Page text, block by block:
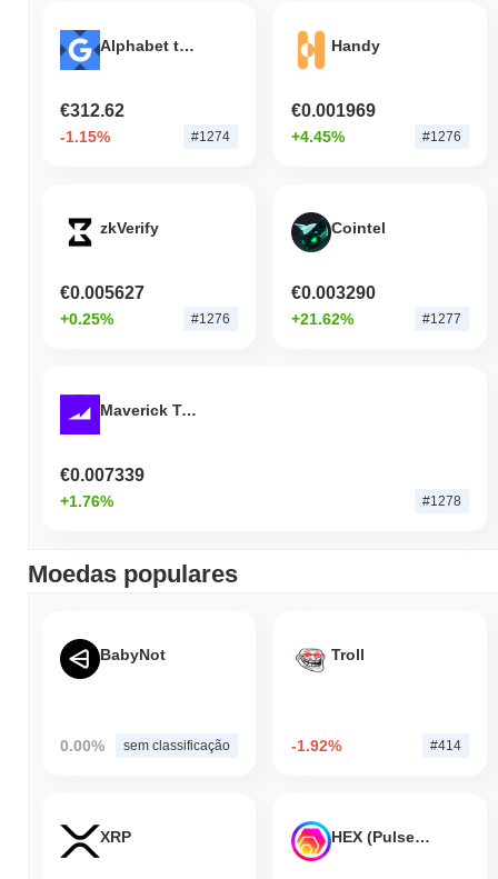
Alphabet tokenized stock (xStock)
€312.62
-1.15% #1274
Handy
€0.001969
+4.45% #1276
zkVerify
€0.005627
+0.25% #1276
Cointel
€0.003290
+21.62% #1277
Maverick Token
€0.007339
+1.76% #1278
Moedas populares
BabyNot
0.00% sem classificação
Troll
-1.92% #414
XRP HEX (Pulsechain)